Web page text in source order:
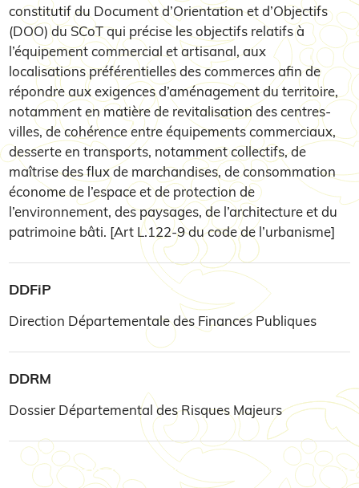
constitutif du Document d’Orientation et d’Objectifs
(DOO) du SCoT qui précise les objectifs relatifs à
l’équipement commercial et artisanal, aux
localisations préférentielles des commerces afin de
répondre aux exigences d’aménagement du territoire,
notamment en matière de revitalisation des centres-
villes, de cohérence entre équipements commerciaux,
desserte en transports, notamment collectifs, de
maîtrise des flux de marchandises, de consommation
économe de l’espace et de protection de
l’environnement, des paysages, de l’architecture et du
patrimoine bâti. [Art L.122-9 du code de l’urbanisme]
DDFiP
Direction Départementale des Finances Publiques
DDRM
Dossier Départemental des Risques Majeurs